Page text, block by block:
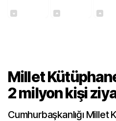
Millet
2 milyon kişi
Cumhurbaşkanlığı